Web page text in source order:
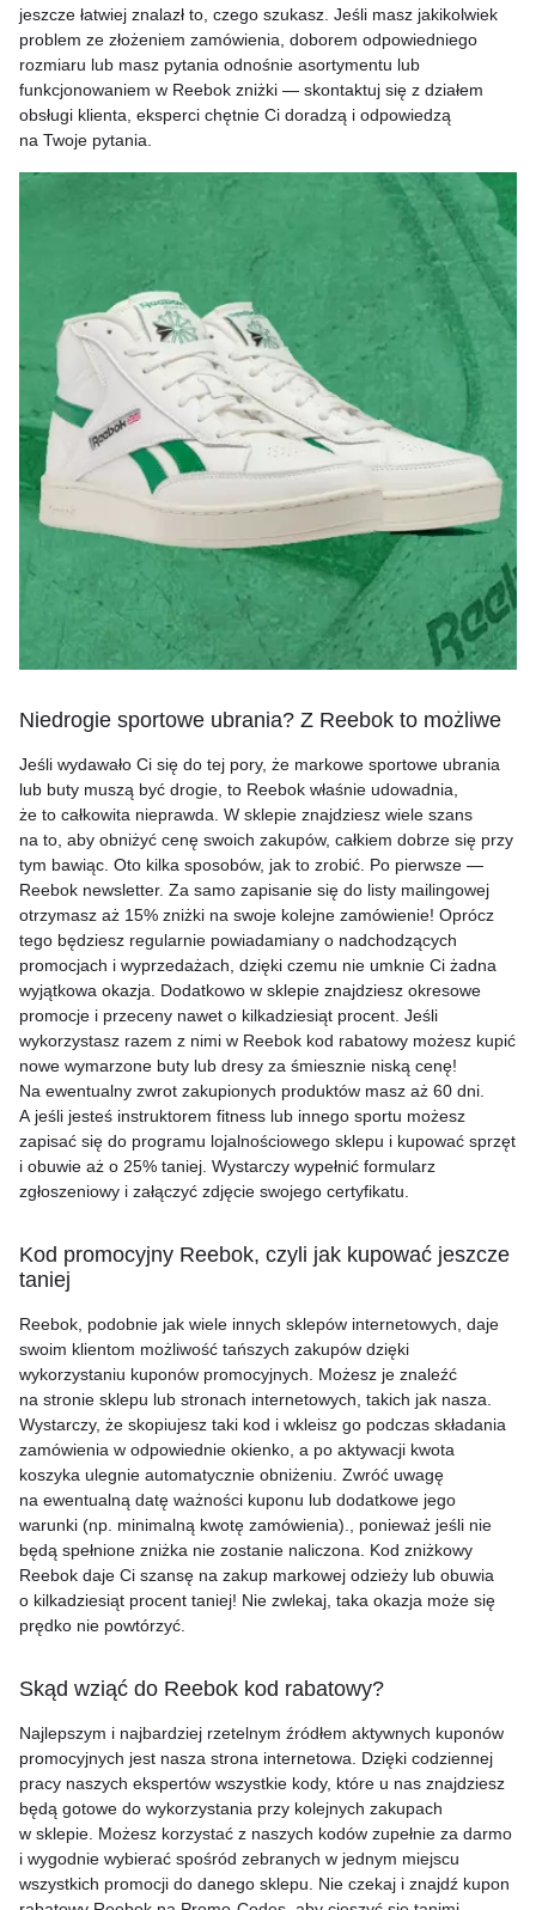
jeszcze łatwiej znalazł to, czego szukasz. Jeśli masz jakikolwiek
problem ze złożeniem zamówienia, doborem odpowiedniego
rozmiaru lub masz pytania odnośnie asortymentu lub
funkcjonowaniem w Reebok zniżki — skontaktuj się z działem
obsługi klienta, eksperci chętnie Ci doradzą i odpowiedzą
na Twoje pytania.
Niedrogie sportowe ubrania? Z Reebok to możliwe
Jeśli wydawało Ci się do tej pory, że markowe sportowe ubrania
lub buty muszą być drogie, to Reebok właśnie udowadnia,
że to całkowita nieprawda. W sklepie znajdziesz wiele szans
na to, aby obniżyć cenę swoich zakupów, całkiem dobrze się przy
tym bawiąc. Oto kilka sposobów, jak to zrobić. Po pierwsze —
Reebok newsletter. Za samo zapisanie się do listy mailingowej
otrzymasz aż 15% zniżki na swoje kolejne zamówienie! Oprócz
tego będziesz regularnie powiadamiany o nadchodzących
promocjach i wyprzedażach, dzięki czemu nie umknie Ci żadna
wyjątkowa okazja. Dodatkowo w sklepie znajdziesz okresowe
promocje i przeceny nawet o kilkadziesiąt procent. Jeśli
wykorzystasz razem z nimi w Reebok kod rabatowy możesz kupić
nowe wymarzone buty lub dresy za śmiesznie niską cenę!
Na ewentualny zwrot zakupionych produktów masz aż 60 dni.
A jeśli jesteś instruktorem fitness lub innego sportu możesz
zapisać się do programu lojalnościowego sklepu i kupować sprzęt
i obuwie aż o 25% taniej. Wystarczy wypełnić formularz
zgłoszeniowy i załączyć zdjęcie swojego certyfikatu.
Kod promocyjny Reebok, czyli jak kupować jeszcze
taniej
Reebok, podobnie jak wiele innych sklepów internetowych, daje
swoim klientom możliwość tańszych zakupów dzięki
wykorzystaniu kuponów promocyjnych. Możesz je znaleźć
na stronie sklepu lub stronach internetowych, takich jak nasza.
Wystarczy, że skopiujesz taki kod i wkleisz go podczas składania
zamówienia w odpowiednie okienko, a po aktywacji kwota
koszyka ulegnie automatycznie obniżeniu. Zwróć uwagę
na ewentualną datę ważności kuponu lub dodatkowe jego
warunki (np. minimalną kwotę zamówienia)., ponieważ jeśli nie
będą spełnione zniżka nie zostanie naliczona. Kod zniżkowy
Reebok daje Ci szansę na zakup markowej odzieży lub obuwia
o kilkadziesiąt procent taniej! Nie zwlekaj, taka okazja może się
prędko nie powtórzyć.
Skąd wziąć do Reebok kod rabatowy?
Najlepszym i najbardziej rzetelnym źródłem aktywnych kuponów
promocyjnych jest nasza strona internetowa. Dzięki codziennej
pracy naszych ekspertów wszystkie kody, które u nas znajdziesz
będą gotowe do wykorzystania przy kolejnych zakupach
w sklepie. Możesz korzystać z naszych kodów zupełnie za darmo
i wygodnie wybierać spośród zebranych w jednym miejscu
wszystkich promocji do danego sklepu. Nie czekaj i znajdź kupon